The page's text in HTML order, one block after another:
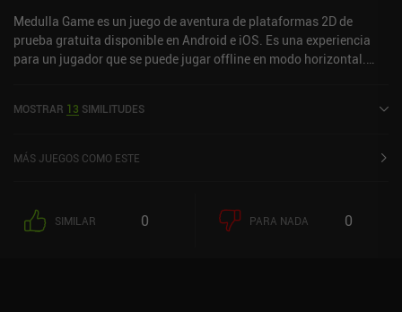
Medulla Game es un juego de aventura de plataformas 2D de
prueba gratuita disponible en Android e iOS. Es una experiencia
para un jugador que se puede jugar offline en modo horizontal.
Store de iOS.
MOSTRAR 13 SIMILITUDES
MÁS JUEGOS COMO ESTE
SIMILAR 0 PARA NADA 0